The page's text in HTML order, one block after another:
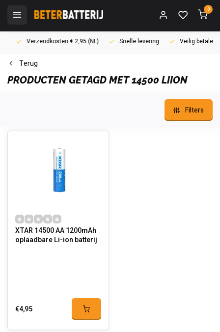
0
Verzendkosten € 2,95 (NL) Snelle levering Veilig betalen
Terug
PRODUCTEN GETAGD MET 14500 LIION
Filters
XTAR 14500 AA 1200mAh
oplaadbare Li-ion batterij
€4,95